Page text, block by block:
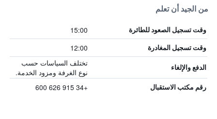
من الجيد أن تعلم
وقت تسجيل الصعود للطائرة 15:00
وقت تسجيل المغادرة 12:00
الدفع والإلغاء
تختلف السياسات حسب
نوع الغرفة ومزود الخدمة.
رقم مكتب الاستقبال +34 915 626 600